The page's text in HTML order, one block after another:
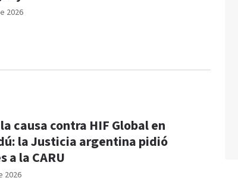
2026
2026
causa contra HIF Global en
la Justicia argentina pidió
a la CARU